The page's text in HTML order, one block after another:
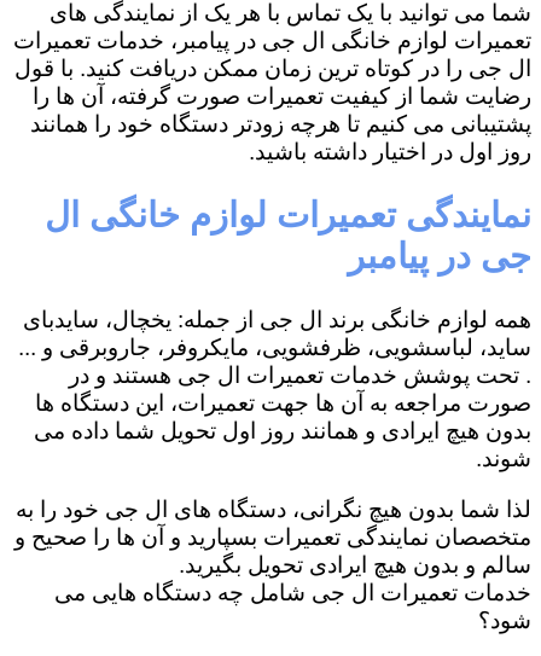
شما می توانید با یک تماس با هر یک از نمایندگی های
تعمیرات لوازم خانگی ال جی در پیامبر، خدمات تعمیرات
ال جی را در کوتاه ترین زمان ممکن دریافت کنید. با قول
رضایت شما از کیفیت تعمیرات صورت گرفته، آن ها را
پشتیبانی می کنیم تا هرچه زودتر دستگاه خود را همانند
روز اول در اختیار داشته باشید.
نمایندگی تعمیرات لوازم خانگی ال
جی در پیامبر
همه لوازم خانگی برند ال جی از جمله: یخچال، سایدبای
ساید، لباسشویی، ظرفشویی، مایکروفر، جاروبرقی و ...
. تحت پوشش خدمات تعمیرات ال جی هستند و در
صورت مراجعه به آن ها جهت تعمیرات، این دستگاه ها
بدون هیچ ایرادی و همانند روز اول تحویل شما داده می
شوند.
لذا شما بدون هیچ نگرانی، دستگاه های ال جی خود را به
متخصصان نمایندگی تعمیرات بسپارید و آن ها را صحیح و
سالم و بدون هیچ ایرادی تحویل بگیرید.
خدمات تعمیرات ال جی شامل چه دستگاه هایی می
شود؟